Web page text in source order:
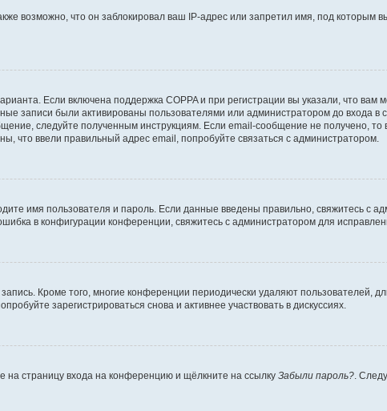
возможно, что он заблокировал ваш IP-адрес или запретил имя, под которым
Если включена поддержка COPPA и при регистрации вы указали, что вам
записи были активированы пользователями или администратором до входа в
следуйте полученным инструкциям. Если email-сообщение не получено, то
что ввели правильный адрес email, попробуйте связаться с администратором.
имя пользователя и пароль. Если данные введены правильно, свяжитесь с
в конфигурации конференции, свяжитесь с администратором для
Кроме того, многие конференции периодически удаляют пользователей,
зарегистрироваться снова и активнее участвовать в дискуссиях.
на страницу входа на конференцию и щёлкните на ссылку Забыли пароль? .